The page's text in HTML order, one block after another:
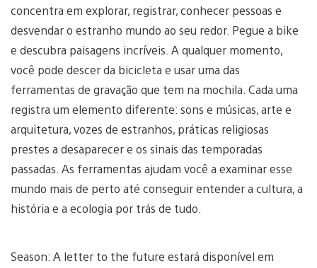
concentra em explorar, registrar, conhecer pessoas e
desvendar o estranho mundo ao seu redor. Pegue a bike
e descubra paisagens incríveis. A qualquer momento,
você pode descer da bicicleta e usar uma das
ferramentas de gravação que tem na mochila. Cada uma
registra um elemento diferente: sons e músicas, arte e
arquitetura, vozes de estranhos, práticas religiosas
prestes a desaparecer e os sinais das temporadas
passadas. As ferramentas ajudam você a examinar esse
mundo mais de perto até conseguir entender a cultura, a
história e a ecologia por trás de tudo.
Season: A letter to the future estará disponível em